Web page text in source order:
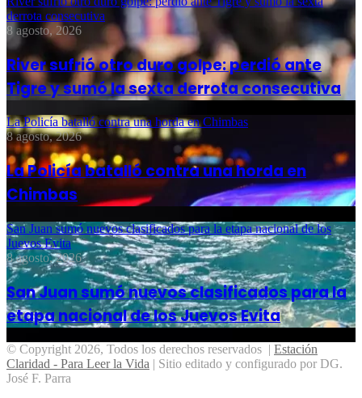
derrota consecutiva
8 agosto, 2026
River sufrió otro duro golpe: perdió ante
Tigre y sumó la sexta derrota consecutiva
La Policía batalló contra una horda en Chimbas
8 agosto, 2026
La Policía batalló contra una horda en
Chimbas
San Juan sumó nuevos clasificados para la etapa nacional de los
Juevos Evita
8 agosto, 2026
San Juan sumó nuevos clasificados para la
etapa nacional de los Juevos Evita
© Copyright 2026, Todos los derechos reservados | Estación
Claridad - Para Leer la Vida | Sitio editado y configurado por DG.
José F. Parra